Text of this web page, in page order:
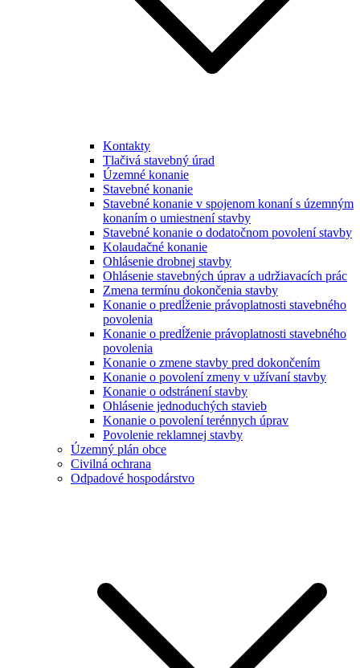
Kontakty
Tlačivá stavebný úrad
Územné konanie
Stavebné konanie
Stavebné konanie v spojenom konaní s územným
konaním o umiestnení stavby
Stavebné konanie o dodatočnom povolení stavby
Kolaudačné konanie
Ohlásenie drobnej stavby
Ohlásenie stavebných úprav a udržiavacích prác
Zmena termínu dokončenia stavby
Konanie o predĺženie právoplatnosti stavebného
povolenia
Konanie o predĺženie právoplatnosti stavebného
povolenia
Konanie o zmene stavby pred dokončením
Konanie o povolení zmeny v užívaní stavby
Konanie o odstránení stavby
Ohlásenie jednoduchých stavieb
Konanie o povolení terénnych úprav
Povolenie reklamnej stavby
Územný plán obce
Civilná ochrana
Odpadové hospodárstvo